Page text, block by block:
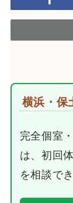
横浜・保
完全個室
は、初回
を相談で